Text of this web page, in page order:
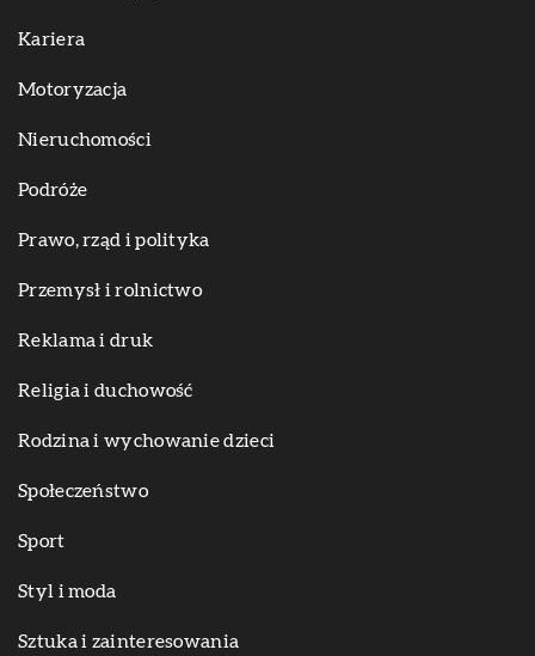
Kariera
Motoryzacja
Nieruchomości
Podróże
Prawo, rząd i polityka
Przemysł i rolnictwo
Reklama i druk
Religia i duchowość
Rodzina i wychowanie dzieci
Społeczeństwo
Sport
Styl i moda
Sztuka i zainteresowania